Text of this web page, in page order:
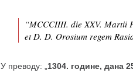
“MCCCIIII. die XXV. Martii
et D. D. Orosium regem
У преводу: „1304. године, дана